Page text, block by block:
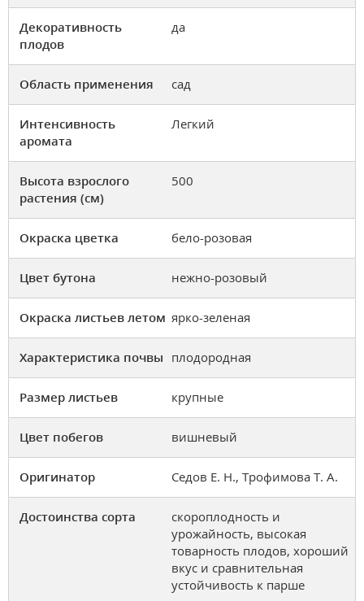
Декоративность
плодов
да
Область применения сад
Интенсивность
аромата
Легкий
Высота взрослого
растения (см)
500
Окраска цветка бело-розовая
Цвет бутона нежно-розовый
Окраска листьев летом ярко-зеленая
Характеристика почвы плодородная
Размер листьев крупные
Цвет побегов вишневый
Оригинатор Седов Е. Н., Трофимова Т. А.
Достоинства сорта
скороплодность и
урожайность, высокая
товарность плодов, хороший
вкус и сравнительная
устойчивость к парше